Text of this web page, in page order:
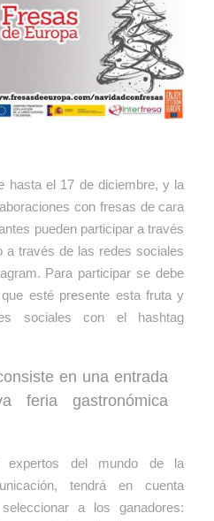
hasta el 17 de diciembre, y la
con fresas de cara
pueden participar a través
a través de las redes sociales
Para participar se debe
esté presente esta fruta y
sociales con el hashtag
en una entrada
feria gastronómica
expertos del mundo de la
tendrá en cuenta
a los ganadores: